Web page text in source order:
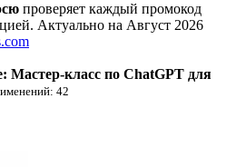
проверяет каждый промокод
Актуально на Август 2026
Мастер-класс по ChatGPT для
42